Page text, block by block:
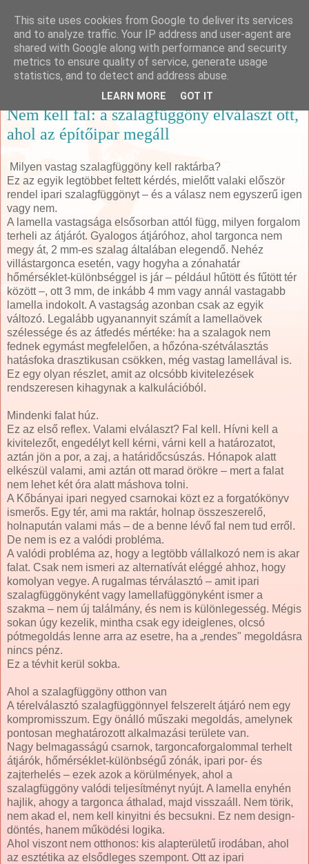
Online Marketing Manager
Nem kell fal: a szalagfüggöny elválaszt ott,
ahol az építőipar megáll
Milyen vastag szalagfüggöny kell raktárba?
Ez az egyik legtöbbet feltett kérdés, mielőtt valaki először
rendel ipari szalagfüggönyt – és a válasz nem egyszerű igen
vagy nem.
A lamella vastagsága elsősorban attól függ, milyen forgalom
terheli az átjárót. Gyalogos átjáróhoz, ahol targonca nem
megy át, 2 mm-es szalag általában elegendő. Nehéz
villástargonca esetén, vagy hogyha a zónahatár
hőmérséklet-különbséggel is jár – például hűtött és fűtött tér
között –, ott 3 mm, de inkább 4 mm vagy annál vastagabb
lamella indokolt. A vastagság azonban csak az egyik
változó. Legalább ugyanannyit számít a lamellaövek
szélessége és az átfedés mértéke: ha a szalagok nem
fednek egymást megfelelően, a hőzóna-szétválasztás
hatásfoka drasztikusan csökken, még vastag lamellával is.
Ez egy olyan részlet, amit az olcsóbb kivitelezések
rendszeresen kihagynak a kalkulációból.
Mindenki falat húz.
Ez az első reflex. Valami elválaszt? Fal kell. Hívni kell a
kivitelezőt, engedélyt kell kérni, várni kell a határozatot,
aztán jön a por, a zaj, a határidőcsúszás. Hónapok alatt
elkészül valami, ami aztán ott marad örökre – mert a falat
nem lehet két óra alatt máshova tolni.
A Kőbányai ipari negyed csarnokai közt ez a forgatókönyv
ismerős. Egy tér, ami ma raktár, holnap összeszerelő,
holnapután valami más – de a benne lévő fal nem tud erről.
De nem is ez a valódi probléma.
A valódi probléma az, hogy a legtöbb vállalkozó nem is akar
falat. Csak nem ismeri az alternatívát eléggé ahhoz, hogy
komolyan vegye. A rugalmas térválasztó – amit ipari
szalagfüggönyként vagy lamellafüggönyként ismer a
szakma – nem új találmány, és nem is különlegesség. Mégis
sokan úgy kezelik, mintha csak egy ideiglenes, olcsó
pótmegoldás lenne arra az esetre, ha a „rendes" megoldásra
nincs pénz.
Ez a tévhit kerül sokba.
Ahol a szalagfüggöny otthon van
A térelválasztó szalagfüggönnyel felszerelt átjáró nem egy
kompromisszum. Egy önálló műszaki megoldás, amelynek
pontosan meghatározott alkalmazási területe van.
Nagy belmagasságú csarnok, targoncaforgalommal terhelt
átjárók, hőmérséklet-különbségű zónák, ipari por- és
zajterhelés – ezek azok a körülmények, ahol a
szalagfüggöny valódi teljesítményt nyújt. A lamella enyhén
hajlik, ahogy a targonca áthalad, majd visszaáll. Nem törik,
nem akad el, nem kell kinyitni és becsukni. Ez nem design-
döntés, hanem működési logika.
Ahol viszont nem otthonos: kis alapterületű irodában, ahol
az esztétika az elsődleges szempont. Ott az ipari
This site uses cookies from Google to deliver its services
and to analyze traffic. Your IP address and user-agent are
shared with Google along with performance and security
metrics to ensure quality of service, generate usage
statistics, and to detect and address abuse.
LEARN MORE GOT IT